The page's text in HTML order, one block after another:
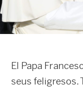
El Papa
seus feligresos.